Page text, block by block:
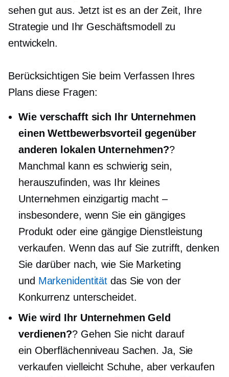
sehen gut aus. Jetzt ist es an der Zeit, Ihre
Strategie und Ihr Geschäftsmodell zu
entwickeln.
Berücksichtigen Sie beim Verfassen Ihres
Plans diese Fragen:
Wie verschafft sich Ihr Unternehmen
einen Wettbewerbsvorteil gegenüber
anderen lokalen Unternehmen??
Manchmal kann es schwierig sein,
herauszufinden, was Ihr kleines
Unternehmen einzigartig macht –
insbesondere, wenn Sie ein gängiges
Produkt oder eine gängige Dienstleistung
verkaufen. Wenn das auf Sie zutrifft, denken
Sie darüber nach, wie Sie Marketing
und Markenidentität das Sie von der
Konkurrenz unterscheidet.
Wie wird Ihr Unternehmen Geld
verdienen?? Gehen Sie nicht darauf
ein Oberflächenniveau Sachen. Ja, Sie
verkaufen vielleicht Schuhe, aber verkaufen